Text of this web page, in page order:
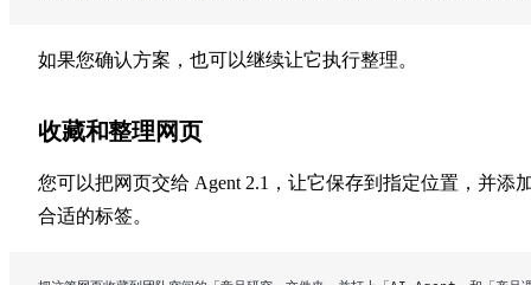
如果您确认方案，也可以继续让它执行整理。
收藏和整理网页
您可以把网页交给 Agent 2.1，让它保存到指定位置，并添
合适的标签。